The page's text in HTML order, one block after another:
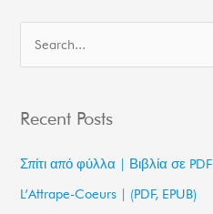
rRecent Posts
Σπίτι από φύλλα | Βιβλία σε PDF
L’Attrape-Coeurs | (PDF, EPUB)